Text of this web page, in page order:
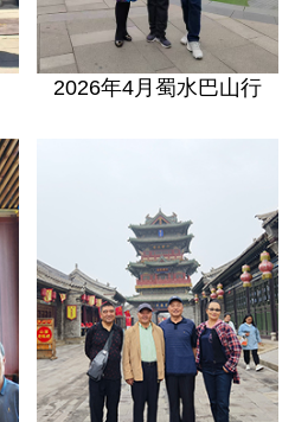
2026年4月蜀水巴山行